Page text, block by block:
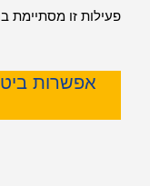
פעילות זו מסתיימת